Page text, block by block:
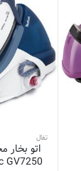
تفال
اتو بخار
GV7250